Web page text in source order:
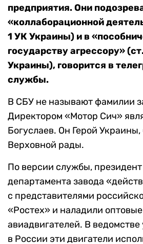
предприятия. Они
«коллаборационной
1 УК Украины) и в
государству агрессору»
Украины), говорится в
службы.
В СБУ не называют фамилии
Директором «Мотор Сич»
Богуслаев. Он Герой
Верховной рады.
По версии службы,
департамента завода
с представителями
«Ростех» и наладили
авиадвигателей. В
в России эти двигатели